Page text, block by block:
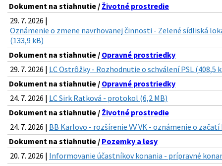
Dokument na stiahnutie / Životné prostredie
29. 7. 2026 |
Oznámenie o zmene navrhovanej činnosti - Zelené sídliská
(133,9 kB)
Dokument na stiahnutie / Opravné prostriedky
29. 7. 2026 | LC Ostrôžky - Rozhodnutie o schválení PSL (408,5
Dokument na stiahnutie / Opravné prostriedky
24. 7. 2026 | LC Sirk Ratková - protokol (6,2 MB)
Dokument na stiahnutie / Životné prostredie
24. 7. 2026 | BB Karlovo - rozšírenie VV VK - oznámenie o
Dokument na stiahnutie / Pozemky a lesy
20. 7. 2026 | Informovanie účastníkov konania - prípravné